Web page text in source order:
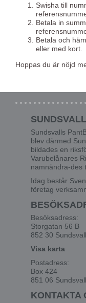
Swisha till
Betala in
Betala och
eller med kort.
Hoppas du är nöjd
Sundsvalls
blev därmed
bildades en
Varubelånares
namnändra-des
Idag består
företag
Besöksadress:
Storgatan 56 B
852 30 Sundsvall
Visa karta
Postadress:
Box 424
851 06 Sundsvall
KONTAKTA